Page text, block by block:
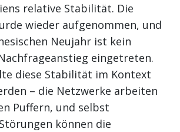
relative Stabilität. Die
wieder aufgenommen, und
Neujahr ist kein
eingetreten.
diese Stabilität im Kontext
– die Netzwerke arbeiten
Puffern, und selbst
können die